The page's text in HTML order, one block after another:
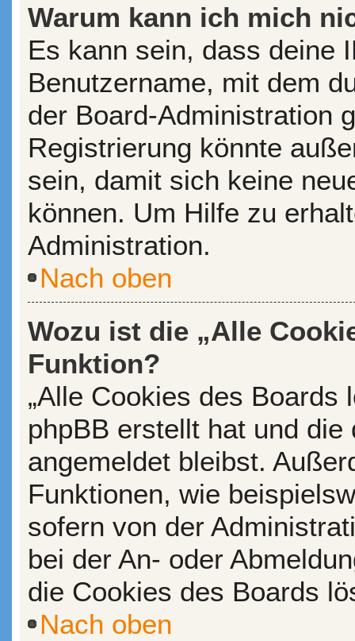
Warum kann ich mich
Es kann sein, dass deine
Benutzername, mit dem
der Board-Administration
Registrierung könnte
sein, damit sich keine
können. Um Hilfe zu
Administration.
Nach oben
Wozu ist die „Alle
Funktion?
„Alle Cookies des Boards
phpBB erstellt hat und
angemeldet bleibst.
Funktionen, wie
sofern von der
bei der An- oder
die Cookies des Boards
Nach oben